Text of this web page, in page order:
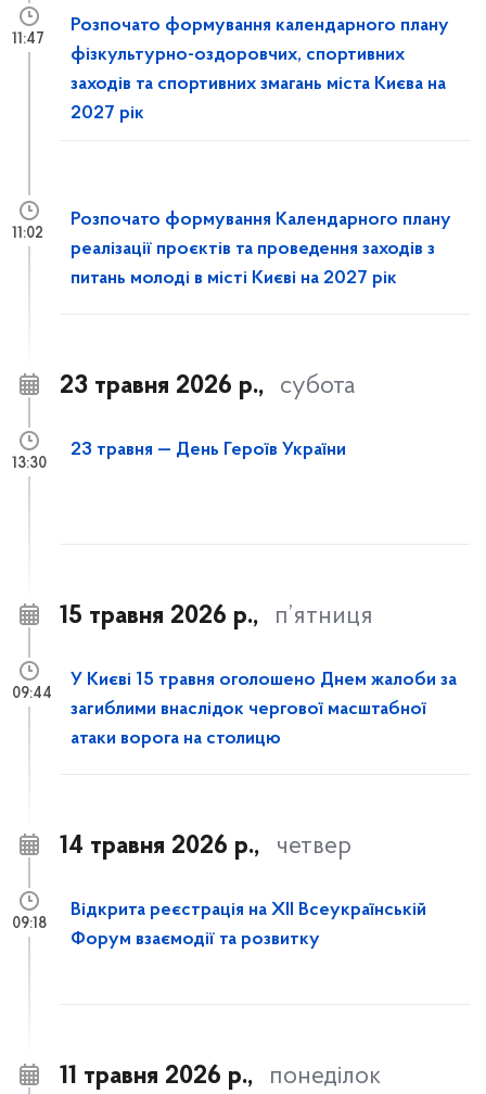
Розпочато формування календарного плану
фізкультурно-оздоровчих, спортивних
заходів та спортивних змагань міста Києва на
2027 рік
11:47
Розпочато формування Календарного плану
реалізації проєктів та проведення заходів з
питань молоді в місті Києві на 2027 рік
11:02
23 травня 2026 р., субота
23 травня — День Героїв України
13:30
15 травня 2026 р., п’ятниця
У Києві 15 травня оголошено Днем жалоби за
загиблими внаслідок чергової масштабної
атаки ворога на столицю
09:44
14 травня 2026 р., четвер
Відкрита реєстрація на XII Всеукраїнській
Форум взаємодії та розвитку
09:18
11 травня 2026 р., понеділок